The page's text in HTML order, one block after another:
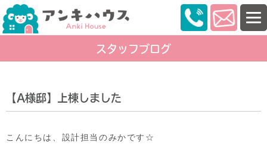
スタッフブログ
【A様邸】上棟しました
こんにちは、設計担当のみかです☆